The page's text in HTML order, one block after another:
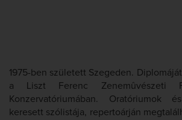
1975-ben született Szegeden.
a Liszt Ferenc Zenemûvészeti
Konzervatóriumában. Oratóriumok
keresett szólistája, repertoárján